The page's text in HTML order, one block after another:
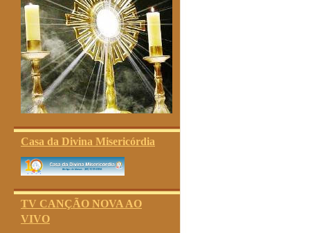
Casa da Divina Misericórdia
TV CANÇÃO NOVA AO
VIVO